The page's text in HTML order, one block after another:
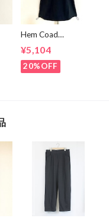
Hem Coad
Embroidery T-
shirts Black /
Brown
¥5,104
20%OFF